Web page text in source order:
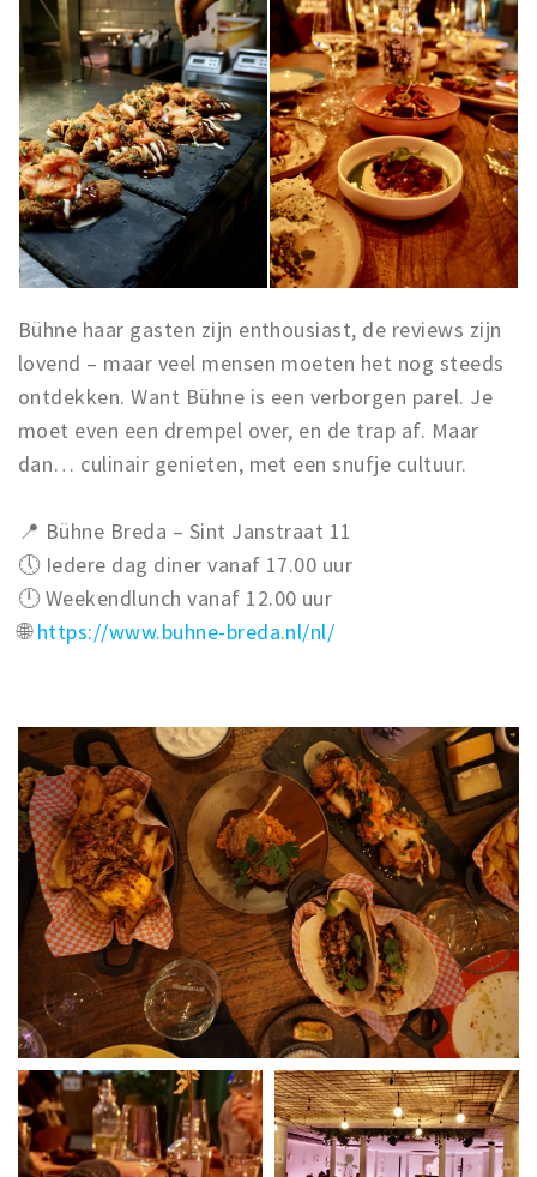
Bühne haar gasten zijn enthousiast, de reviews zijn
lovend – maar veel mensen moeten het nog steeds
ontdekken. Want Bühne is een verborgen parel. Je
moet even een drempel over, en de trap af. Maar
dan… culinair genieten, met een snufje cultuur.
📍 Bühne Breda – Sint Janstraat 11
🕔 Iedere dag diner vanaf 17.00 uur
🕛 Weekendlunch vanaf 12.00 uur
🌐https://www.buhne-breda.nl/nl/